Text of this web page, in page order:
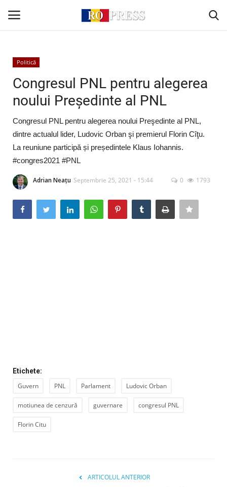
Conectare
Acasă
Intern
Extern
Politică
Monden
Politică
Congresul PNL pentru alegerea
noului Preşedinte al PNL
Congresul PNL pentru alegerea noului Preşedinte al PNL,
dintre actualul lider, Ludovic Orban şi premierul Florin Cîţu.
La reuniune participă și președintele Klaus Iohannis.
#congres2021 #PNL
Adrian Neațu Septembrie 25, 2021 - 15:44 0 1793
Etichete:
Guvern PNL Parlament Ludovic Orban
motiunea de cenzură guvernare congresul PNL
Florin Citu
ARTICOLUL ANTERIOR